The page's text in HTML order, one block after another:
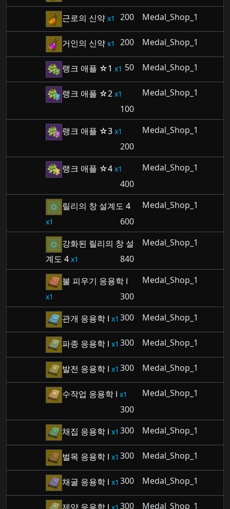
근로의 신약 1 200 Medal_Shop_1
거인의 신약 1 200 Medal_Shop_1
랭크 애플 ☆1 1 50 Medal_Shop_1
랭크 애플 ☆2 1
100
Medal_Shop_1
랭크 애플 ☆3 1
200
Medal_Shop_1
랭크 애플 ☆4 1
400
Medal_Shop_1
릴리의 창 설계도 4
1 600
Medal_Shop_1
강화된 릴리의 창 설
계도 4
1 840
Medal_Shop_1
불 피우기 응용학 Ⅰ
1 300
Medal_Shop_1
관개 응용학 Ⅰ 1 300 Medal_Shop_1
파종 응용학 Ⅰ 1 300 Medal_Shop_1
발전 응용학 Ⅰ 1 300 Medal_Shop_1
수작업 응용학 Ⅰ 1
300
Medal_Shop_1
채집 응용학 Ⅰ 1 300 Medal_Shop_1
벌목 응용학 Ⅰ 1 300 Medal_Shop_1
채굴 응용학 Ⅰ 1 300 Medal_Shop_1
300 Medal_Shop_1